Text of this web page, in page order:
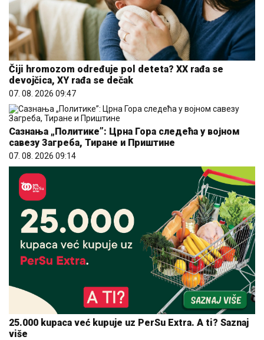
Čiji hromozom određuje pol deteta? XX rađa se
devojčica, XY rađa se dečak
07. 08. 2026 09:47
Сазнања „Политике”: Црна Гора следећа у војном
савезу Загреба, Тиране и Приштине
07. 08. 2026 09:14
25.000 kupaca već kupuje uz PerSu Extra. A ti? Saznaj
više